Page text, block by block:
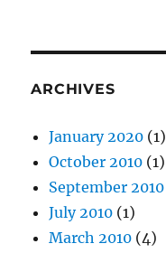
ARCHIVES
January 2020 (1)
October 2010 (1)
September 2010
July 2010 (1)
March 2010 (4)